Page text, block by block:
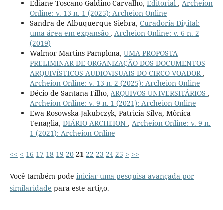
Ediane Toscano Galdino Carvalho, Editorial , Archeion
Online: v. 13 n. 1 (2025): Archeion Online
Sandra de Albuquerque Siebra, Curadoria Digital:
uma área em expansão , Archeion Online: v. 6 n. 2
(2019)
Walmor Martins Pamplona, UMA PROPOSTA
PRELIMINAR DE ORGANIZAÇÃO DOS DOCUMENTOS
ARQUIVÍSTICOS AUDIOVISUAIS DO CIRCO VOADOR,
Archeion Online: v. 13 n. 2 (2025): Archeion Online
Décio de Santana Filho, ARQUIVOS UNIVERSITÁRIOS ,
Archeion Online: v. 9 n. 1 (2021): Archeion Online
Ewa Rosowska-Jakubczyk, Patricia Silva, Mônica
Tenaglia, DIÁRIO ARCHEION , Archeion Online: v. 9 n.
1 (2021): Archeion Online
<< < 16 17 18 19 20 21 22 23 24 25 > >>
Você também pode iniciar uma pesquisa avançada por
similaridade para este artigo.